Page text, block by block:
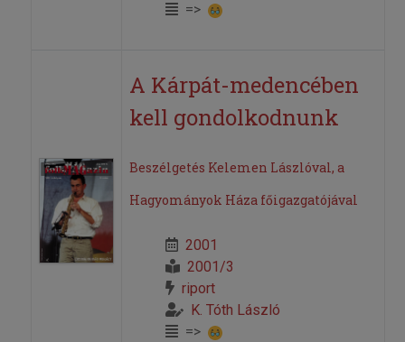
=>
A Kárpát-medencében
kell gondolkodnunk
Beszélgetés Kelemen Lászlóval, a
Hagyományok Háza főigazgatójával
2001
2001/3
riport
K. Tóth László
=>